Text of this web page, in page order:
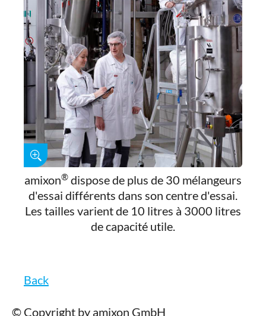
amixon® dispose de plus de 30 mélangeurs
d'essai différents dans son centre d'essai.
Les tailles varient de 10 litres à 3000 litres
de capacité utile.
Back
© Copyright by amixon GmbH